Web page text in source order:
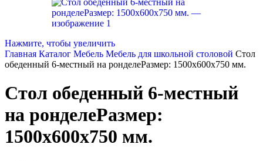
Нажмите, чтобы увеличить
Главная Каталог Мебель Мебель для школьной столовой Стол
обеденный 6-местный на ронделеРазмер: 1500х600х750 мм.
Стол обеденный 6-местный
на ронделеРазмер:
1500х600х750 мм.